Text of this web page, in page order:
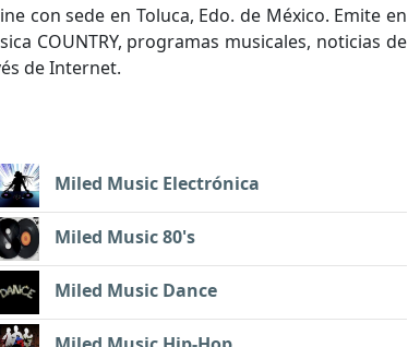
con sede en Toluca, Edo. de México. Emite en
COUNTRY, programas musicales, noticias de
de Internet.
Miled Music Electrónica
Miled Music 80's
Miled Music Dance